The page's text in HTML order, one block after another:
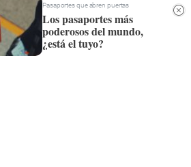
al canal de
Pasaportes que abren puertas
Los pasaportes más
poderosos del mundo,
¿está el tuyo?